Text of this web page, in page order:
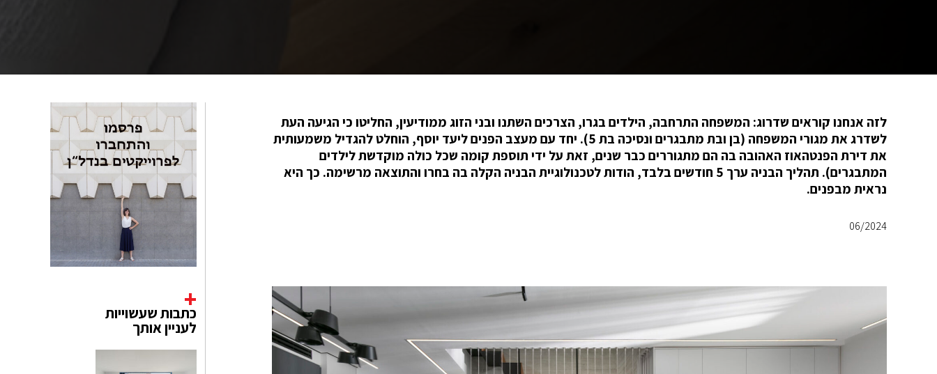
לזה אנחנו קוראים שדרוג: המשפחה התרחבה, הילדים בגרו, הצרכים השתנו ובני הזוג ממודיעין, החליטו כי הגיעה העת
לשדרג את מגורי המשפחה (בן ובת מתבגרים ונסיכה בת 5). יחד עם מעצב הפנים ליעד יוסף, הוחלט להגדיל משמעותית
את דירת הפנטהאוז האהובה בה הם מתגוררים כבר שנים, זאת על ידי תוספת קומה שכל כולה מוקדשת לילדים
המתבגרים). תהליך הבניה ערך 5 חודשים בלבד, הודות לטכנולוגיית הבניה הקלה בה בחרו והתוצאה מרשימה. כך היא
נראית מבפנים.
06/2024
כתבות שעשוייות
לעניין אותך